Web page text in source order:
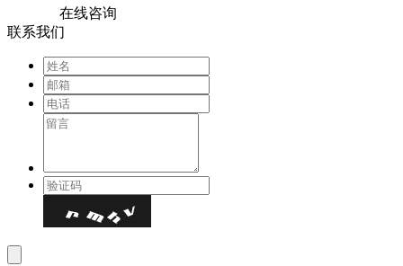
在线咨询
联系我们